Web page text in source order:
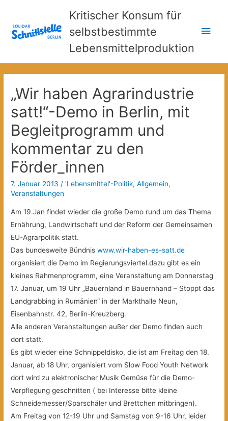
Kritischer Konsum für
selbstbestimmte
Lebensmittelproduktion
„Wir haben Agrarindustrie
satt!“-Demo in Berlin, mit
Begleitprogramm und
kommentar zu den
Förder_innen
7. Januar 2013 / 'Lebensmittel'-Politik,Allgemein,
Veranstaltungen
Am 19.Jan findet wieder die große Demo rund um das Thema
Ernährung, Landwirtschaft und der Reform der Gemeinsamen
EU-Agrarpolitik statt.
Das bundesweite Bündniswww.wir-haben-es-satt.de
organisiert die Demo im Regierungsviertel.dazu gibt es ein
kleines Rahmenprogramm, eine Veranstaltung am Donnerstag
17. Januar, um 19 Uhr „Bauernland in Bauernhand – Stoppt das
Landgrabbing in Rumänien“ in der Markthalle Neun,
Eisenbahnstr. 42, Berlin-Kreuzberg.
Alle anderen Veranstaltungen außer der Demo finden auch
dort statt.
Es gibt wieder eine Schnippeldisko, die ist am Freitag den 18.
Januar, ab 18 Uhr, organisiert vom Slow Food Youth Network
dort wird zu elektronischer Musik Gemüse für die Demo-
Verpflegung geschnitten ( bei Interesse bitte kleine
Schneidemesser/Sparschäler und Brettchen mitbringen).
Am Freitag von 12-19 Uhr und Samstag von 9-16 Uhr, leider